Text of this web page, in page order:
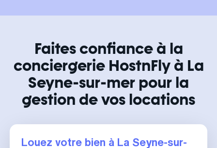
Faites confiance à la
conciergerie HostnFly à La
Seyne-sur-mer pour la
gestion de vos locations
Louez votre bien à La Seyne-sur-